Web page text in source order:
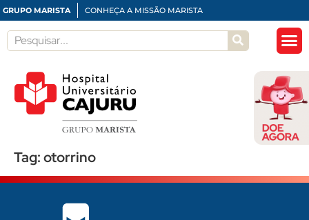
GRUPO MARISTA CONHEÇA A MISSÃO MARISTA
Tag:otorrino